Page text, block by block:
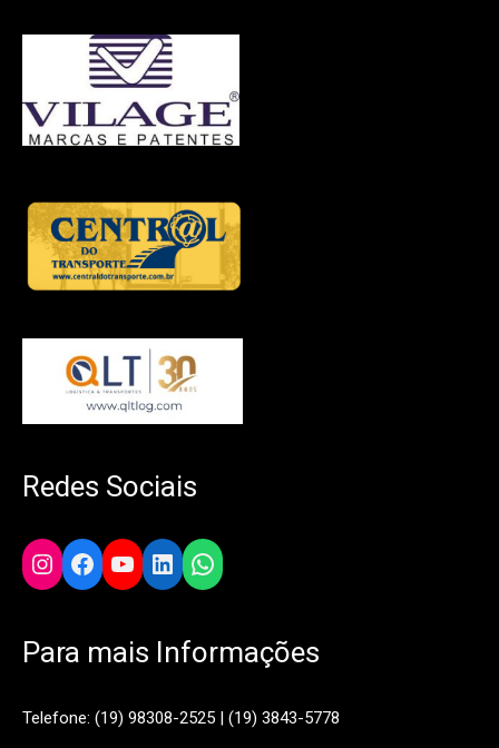
Redes Sociais
Instagram
Facebook
YouTube
LinkedIn
WhatsApp
Para mais Informações
Telefone: (19) 98308-2525 | (19) 3843-5778